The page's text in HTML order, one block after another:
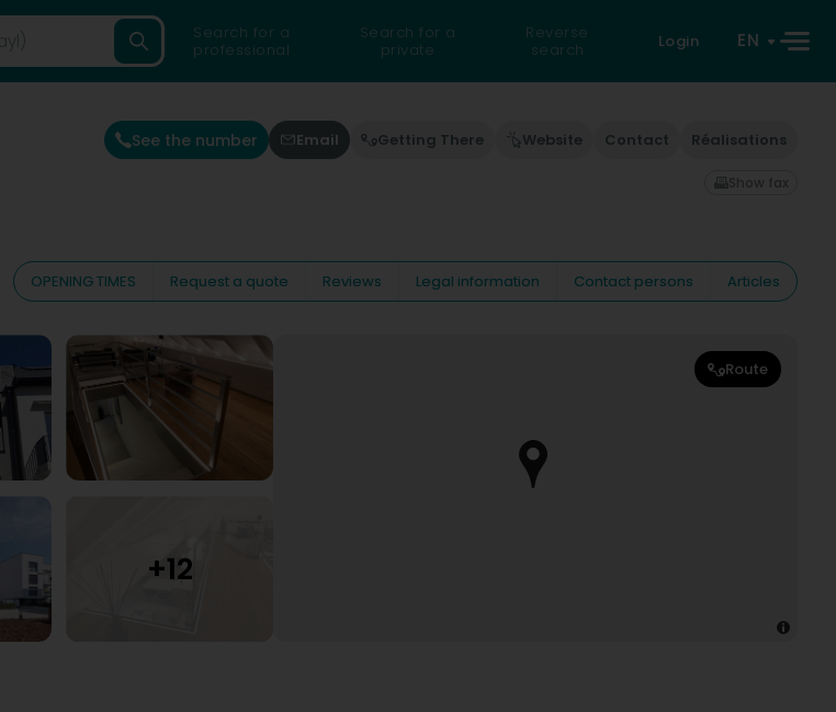
Search for a
professional
Search for a
private
Reverse
search
Login EN
See the number Email Getting There Website Contact Réalisations
Show fax
OPENING TIMES Request a quote Reviews Legal information Contact persons
Articles
Route